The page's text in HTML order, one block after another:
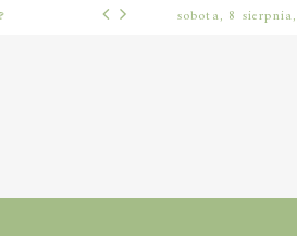
LUŹNE TEMATY
sobota, 8